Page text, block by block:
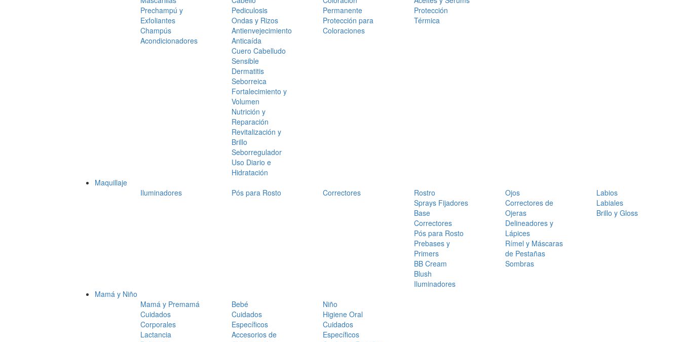
Prechampú y
Exfoliantes
Champús
Acondicionadores
Pediculosis
Ondas y Rizos
Antienvejecimiento
Anticaída
Cuero Cabelludo
Sensible
Dermatitis
Seborreica
Fortalecimiento y
Volumen
Nutrición y
Reparación
Revitalización y
Brillo
Seborregulador
Uso Diario e
Hidratación
Permanente
Protección para
Coloraciones
Protección
Térmica
Maquillaje
Iluminadores
Pós para Rosto Correctores
Rostro
Sprays Fijadores
Base
Correctores
Pós para Rosto
Prebases y
Primers
BB Cream
Blush
Iluminadores
Ojos
Correctores de
Ojeras
Delineadores y
Lápices
Rímel y Máscaras
de Pestañas
Sombras
Labios
Labiales
Brillo y Gloss
Mamá y Niño
Mamá y Premamá
Cuidados
Corporales
Lactancia
Bebé
Cuidados
Específicos
Accesorios de
Niño
Higiene Oral
Cuidados
Específicos